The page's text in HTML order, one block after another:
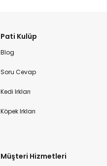
Pati Kulüp
Blog
Soru Cevap
Kedi Irkları
Köpek Irkları
Müşteri Hizmetleri